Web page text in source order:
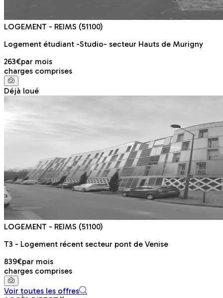
LOGEMENT - REIMS (51100)
Logement étudiant -Studio- secteur Hauts de Murigny
263€par mois
charges comprises
Déjà loué
LOGEMENT - REIMS (51100)
T3 - Logement récent secteur pont de Venise
839€par mois
charges comprises
Voir toutes les offres